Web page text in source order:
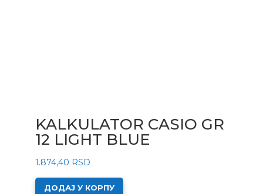
KALKULATOR CASIO GR
12 LIGHT BLUE
1.874,40 RSD
ДОДАЈ У КОРПУ